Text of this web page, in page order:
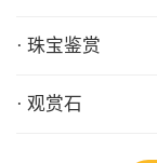
· 珠宝鉴赏
· 观赏石